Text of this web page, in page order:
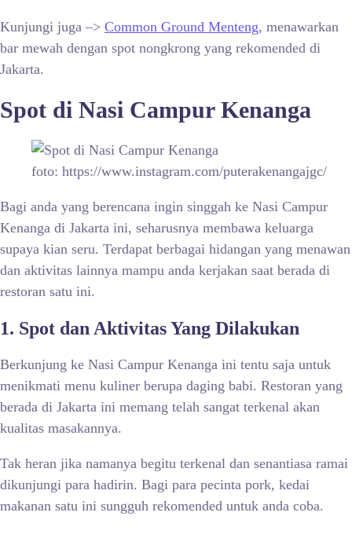
Kunjungi juga –> Common Ground Menteng, menawarkan
bar mewah dengan spot nongkrong yang rekomended di
Jakarta.
Spot di Nasi Campur Kenanga
foto: https://www.instagram.com/puterakenangajgc/
Bagi anda yang berencana ingin singgah ke Nasi Campur
Kenanga di Jakarta ini, seharusnya membawa keluarga
supaya kian seru. Terdapat berbagai hidangan yang menawan
dan aktivitas lainnya mampu anda kerjakan saat berada di
restoran satu ini.
1. Spot dan Aktivitas Yang Dilakukan
Berkunjung ke Nasi Campur Kenanga ini tentu saja untuk
menikmati menu kuliner berupa daging babi. Restoran yang
berada di Jakarta ini memang telah sangat terkenal akan
kualitas masakannya.
Tak heran jika namanya begitu terkenal dan senantiasa ramai
dikunjungi para hadirin. Bagi para pecinta pork, kedai
makanan satu ini sungguh rekomended untuk anda coba.